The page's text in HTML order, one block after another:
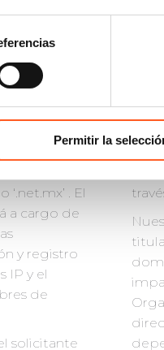
Permitir la
un nombre
“.mx “, y
‘.net.mx’ . El
a cargo de
y registro
IP y el
de
solicitante